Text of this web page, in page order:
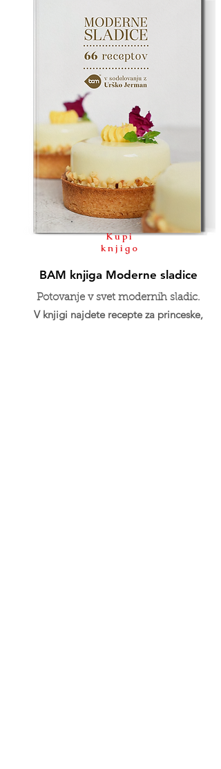
Kupi
knjigo
BAM knjiga Moderne sladice
Potovanje v svet modernih sladic.
V knjigi najdete recepte za princeske,